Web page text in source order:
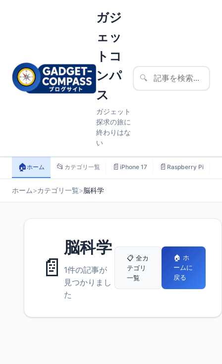
ガジ
ェッ
トコ
ンパ
ス
ガジェット
探求の旅に
終わりはな
い
🔍
🏠ホーム 📂 カテゴリ一覧 📄 iPhone 17 📄 Raspberry Pi
ホーム>カテゴリ一覧>脳科学
📄
脳科学
1件の記事が
見つかりまし
た
📋 全カ
テゴリ
一覧
🏠 ホ
ームに
戻る